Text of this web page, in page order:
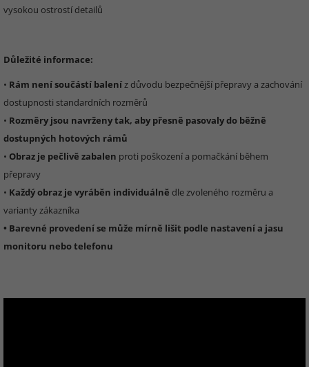
vysokou ostrostí detailů
Důležité informace:
• Rám není součástí baleníz důvodu bezpečnější přepravy a zachování
dostupnosti standardních rozměrů
• Rozměry jsou navrženy tak, aby přesně pasovaly do běžně
dostupných hotových rámů
• Obraz je pečlivě zabalen proti poškození a pomačkání během
přepravy
• Každý obraz je vyráběn individuálně dle zvoleného rozměru a
varianty zákazníka
• Barevné provedení se může mírně lišit podle nastavení a jasu
monitoru nebo telefonu